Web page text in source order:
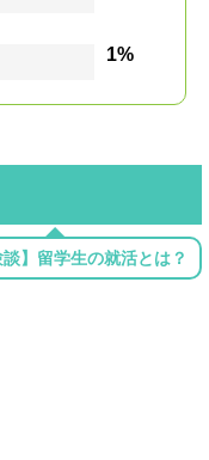
1%
談】留学生の就活とは？